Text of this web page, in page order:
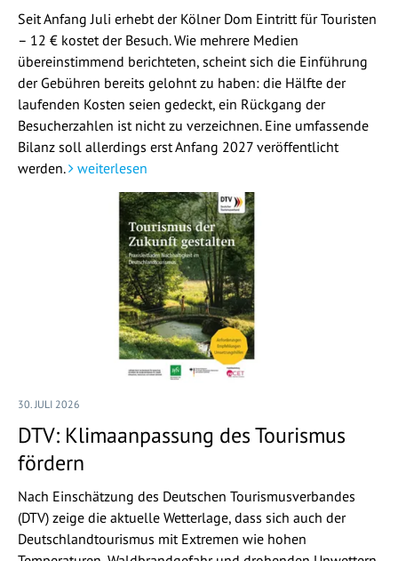
Seit Anfang Juli erhebt der Kölner Dom Eintritt für Touristen
– 12 € kostet der Besuch. Wie mehrere Medien
übereinstimmend berichteten, scheint sich die Einführung
der Gebühren bereits gelohnt zu haben: die Hälfte der
laufenden Kosten seien gedeckt, ein Rückgang der
Besucherzahlen ist nicht zu verzeichnen. Eine umfassende
Bilanz soll allerdings erst Anfang 2027 veröffentlicht
werden.
weiterlesen
30. JULI 2026
DTV: Klimaanpassung des Tourismus
fördern
Nach Einschätzung des Deutschen Tourismusverbandes
(DTV) zeige die aktuelle Wetterlage, dass sich auch der
Deutschlandtourismus mit Extremen wie hohen